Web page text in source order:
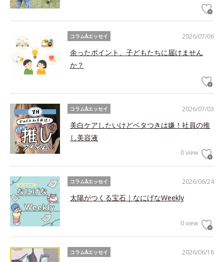
2026/07/06
コラム&エッセイ
余ったポイント、子どもたちに届けません
か？
2026/07/03
コラム&エッセイ
美白ケアしたいけどベタつきは嫌！社員の推
し美容液
0 view
2026/06/24
コラム&エッセイ
太陽がつくる宝石｜なにげなWeekly
0 view
2026/06/18
コラム&エッセイ